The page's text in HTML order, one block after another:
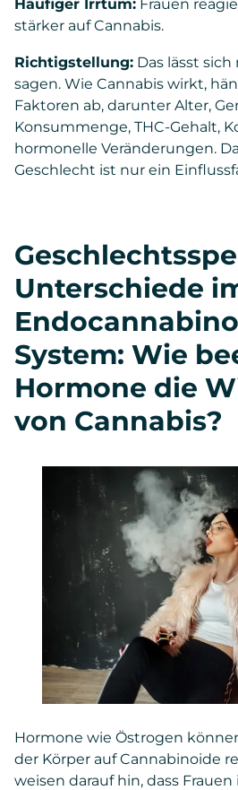
Häufiger Irrtum: Frauen
stärker auf Cannabis.
Richtigstellung: Das lässt
sagen. Wie Cannabis wirkt,
Faktoren ab, darunter Alter,
Konsummenge, THC-Gehalt,
hormonelle Veränderungen.
Geschlecht ist nur ein
Unterschiede
System: Wie
Hormone die
von Cannabis?
Hormone wie Östrogen
der Körper auf Cannabinoide
weisen darauf hin, dass Frauen